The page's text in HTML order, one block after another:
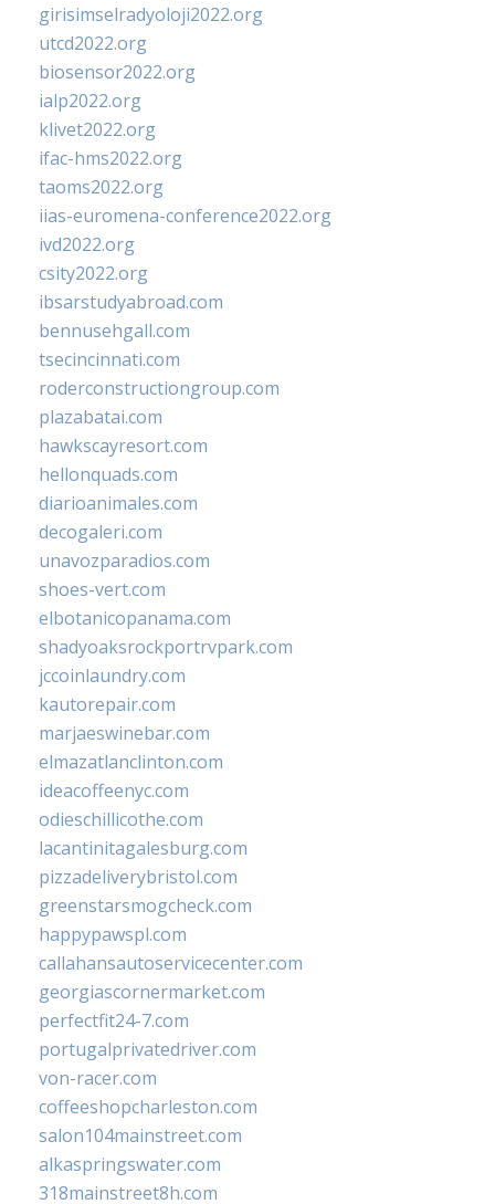
girisimselradyoloji2022.org
utcd2022.org
biosensor2022.org
ialp2022.org
klivet2022.org
ifac-hms2022.org
taoms2022.org
iias-euromena-conference2022.org
ivd2022.org
csity2022.org
ibsarstudyabroad.com
bennusehgall.com
tsecincinnati.com
roderconstructiongroup.com
plazabatai.com
hawkscayresort.com
hellonquads.com
diarioanimales.com
decogaleri.com
unavozparadios.com
shoes-vert.com
elbotanicopanama.com
shadyoaksrockportrvpark.com
jccoinlaundry.com
kautorepair.com
marjaeswinebar.com
elmazatlanclinton.com
ideacoffeenyc.com
odieschillicothe.com
lacantinitagalesburg.com
pizzadeliverybristol.com
greenstarsmogcheck.com
happypawspl.com
callahansautoservicecenter.com
georgiascornermarket.com
perfectfit24-7.com
portugalprivatedriver.com
von-racer.com
coffeeshopcharleston.com
salon104mainstreet.com
alkaspringswater.com
318mainstreet8h.com